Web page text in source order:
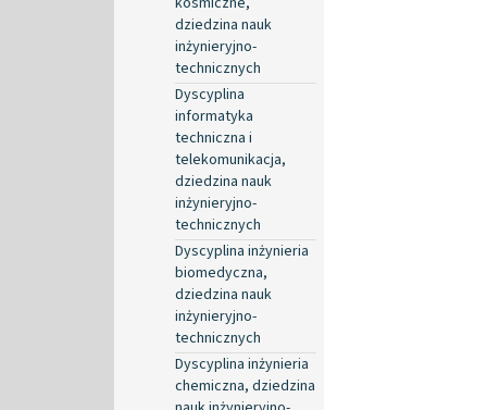
dziedzina nauk
inżynieryjno-
technicznych
Dyscyplina
informatyka
techniczna i
telekomunikacja,
dziedzina nauk
inżynieryjno-
technicznych
Dyscyplina inżynieria
biomedyczna,
dziedzina nauk
inżynieryjno-
technicznych
Dyscyplina inżynieria
chemiczna, dziedzina